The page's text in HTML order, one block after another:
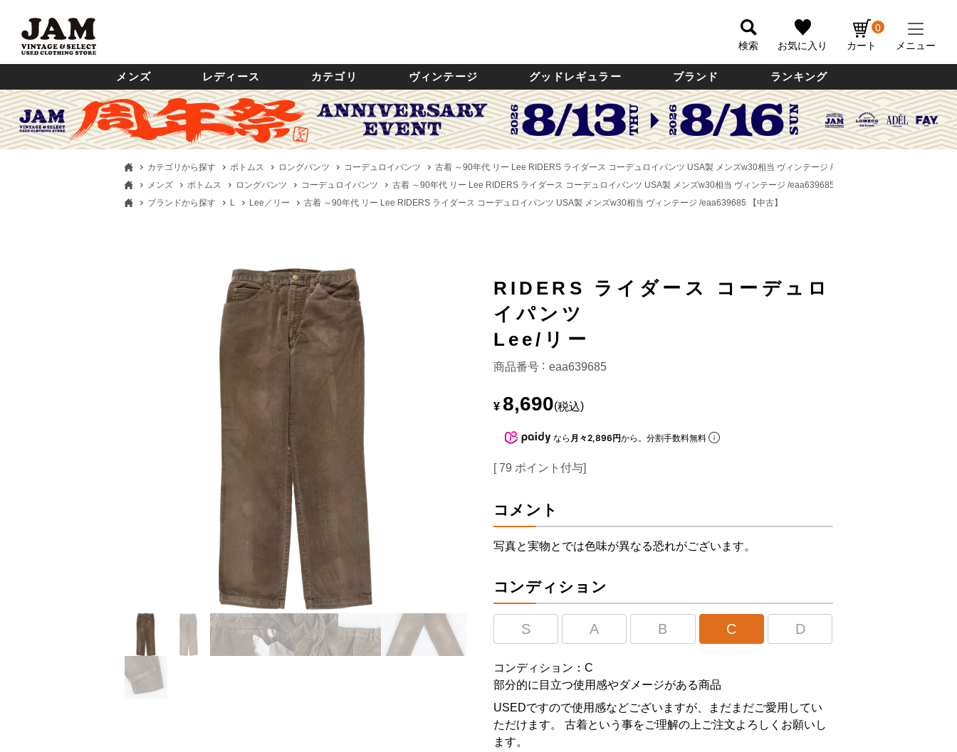
検索 お気に入り カート
0
メニュー
メンズ レディース カテゴリ ヴィンテージ グッドレギュラー ブランド ランキング
カテゴリから探す ボトムス ロングパンツ コーデュロイパンツ
古着 ～90年代 リー Lee RIDERS ライダース コーデュロイパンツ USA製 メンズw30相当 ヴィンテージ /eaa639685 【中古】
メンズ
ボトムス ロングパンツ コーデュロイパンツ
古着 ～90年代 リー Lee RIDERS ライダース コーデュロイパンツ USA製 メンズw30相当 ヴィンテージ /eaa639685 【中古】
ブランドから探す
L Lee／リー 古着 ～90年代 リー Lee RIDERS ライダース コーデュロイパンツ USA製 メンズw30相当 ヴィンテージ /eaa639685 【中古】
RIDERS ライダース コーデュロ
イパンツ
Lee/リー
商品番号 eaa639685
¥ 8,690 税込
なら 月々2,896円から。分割手数料無料
[ 79 ポイント付与]
コメント
写真と実物とでは色味が異なる恐れがございます。
コンディション
S A B C D
コンディション：C
部分的に目立つ使用感やダメージがある商品
USEDですので使用感などございますが、まだまだご愛用してい
ただけます。 古着という事をご理解の上ご注文よろしくお願いし
ます。